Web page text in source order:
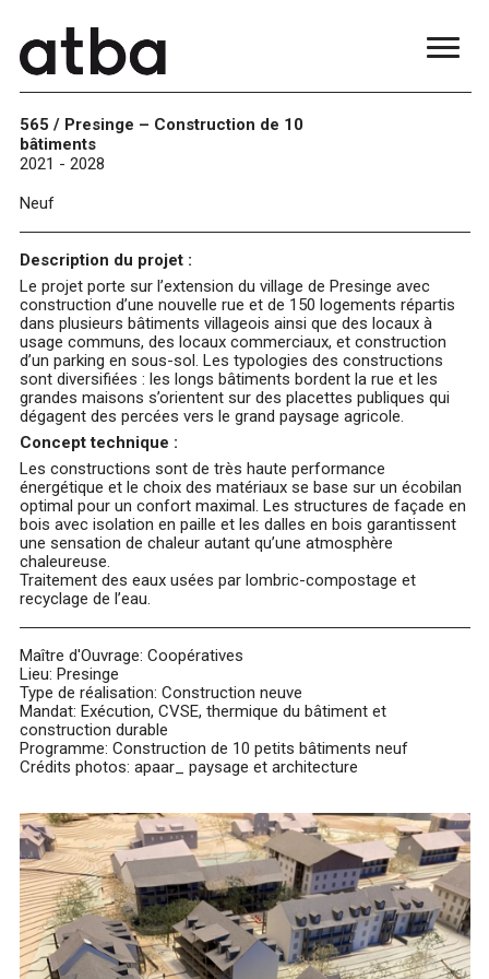
565 / Presinge – Construction de 10
bâtiments
2021 - 2028
Neuf
Description du projet :
Le projet porte sur l’extension du village de Presinge avec
construction d’une nouvelle rue et de 150 logements répartis
dans plusieurs bâtiments villageois ainsi que des locaux à
usage communs, des locaux commerciaux, et construction
d’un parking en sous-sol. Les typologies des constructions
sont diversifiées : les longs bâtiments bordent la rue et les
grandes maisons s’orientent sur des placettes publiques qui
dégagent des percées vers le grand paysage agricole.
Concept technique :
Les constructions sont de très haute performance
énergétique et le choix des matériaux se base sur un écobilan
optimal pour un confort maximal. Les structures de façade en
bois avec isolation en paille et les dalles en bois garantissent
une sensation de chaleur autant qu’une atmosphère
chaleureuse.
Traitement des eaux usées par lombric-compostage et
recyclage de l’eau.
Maître d'Ouvrage: Coopératives
Lieu: Presinge
Type de réalisation: Construction neuve
Mandat: Exécution, CVSE, thermique du bâtiment et
construction durable
Programme: Construction de 10 petits bâtiments neuf
Crédits photos: apaar_ paysage et architecture